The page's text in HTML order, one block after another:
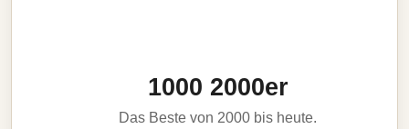
1000 2000er
Das Beste von 2000 bis heute.